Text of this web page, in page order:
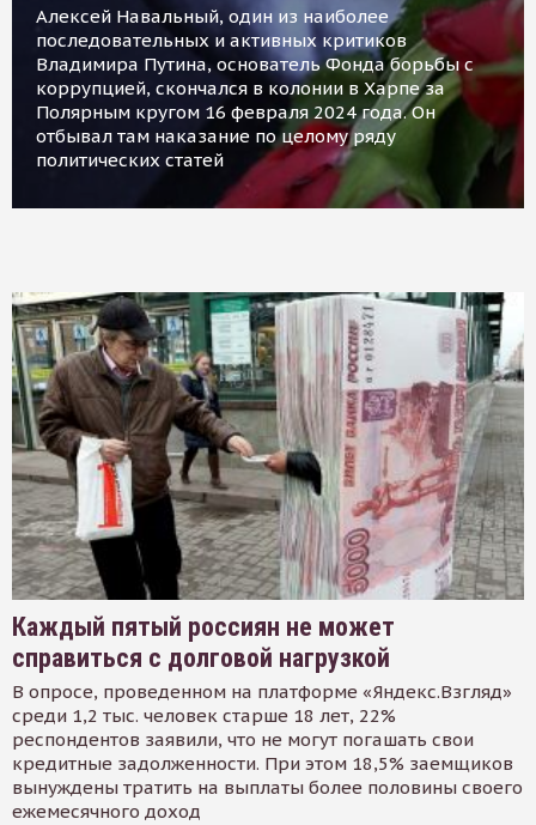
Алексей Навальный, один из наиболее
последовательных и активных критиков
Владимира Путина, основатель Фонда борьбы с
коррупцией, скончался в колонии в Харпе за
Полярным кругом 16 февраля 2024 года. Он
отбывал там наказание по целому ряду
политических статей
Каждый пятый россиян не может
справиться с долговой нагрузкой
В опросе, проведенном на платформе «Яндекс.Взгляд»
среди 1,2 тыс. человек старше 18 лет, 22%
респондентов заявили, что не могут погашать свои
кредитные задолженности. При этом 18,5% заемщиков
вынуждены тратить на выплаты более половины своего
ежемесячного доход